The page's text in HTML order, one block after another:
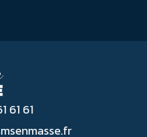
61 61